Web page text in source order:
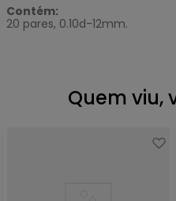
Contém:
20 pares, 0.10d-12mm.
Quem viu,